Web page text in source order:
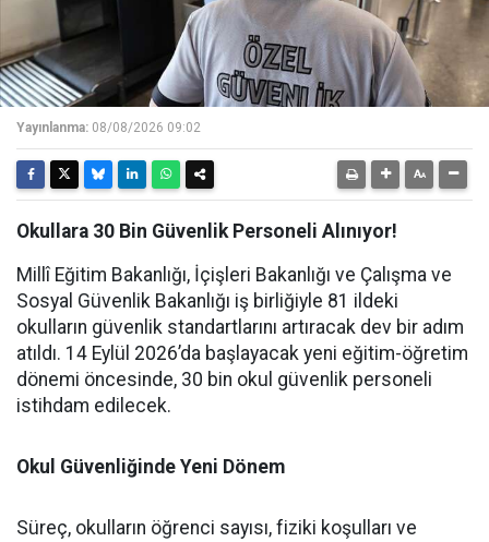
Yayınlanma: 08/08/2026 09:02
Okullara 30 Bin Güvenlik Personeli Alınıyor!
Millî Eğitim Bakanlığı, İçişleri Bakanlığı ve Çalışma ve
Sosyal Güvenlik Bakanlığı iş birliğiyle 81 ildeki
okulların güvenlik standartlarını artıracak dev bir adım
atıldı. 14 Eylül 2026’da başlayacak yeni eğitim-öğretim
dönemi öncesinde, 30 bin okul güvenlik personeli
istihdam edilecek.
Okul Güvenliğinde Yeni Dönem
Süreç, okulların öğrenci sayısı, fiziki koşulları ve